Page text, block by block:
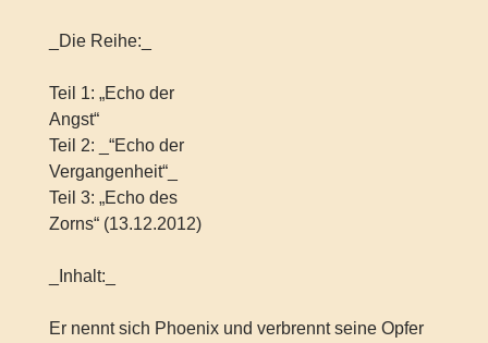
_Die Reihe:_
Teil 1: „Echo der
Angst“
Teil 2: _“Echo der
Vergangenheit“_
Teil 3: „Echo des
Zorns“ (13.12.2012)
_Inhalt:_
Er nennt sich Phoenix und verbrennt seine Opfer